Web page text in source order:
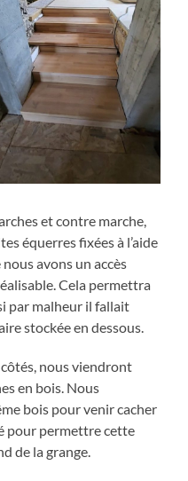
et contre marche,
équerres fixées à l’aide
avons un accès
Cela permettra
par malheur il fallait
stockée en dessous.
nous viendront
en bois. Nous
bois pour venir cacher
pour permettre cette
de la grange.